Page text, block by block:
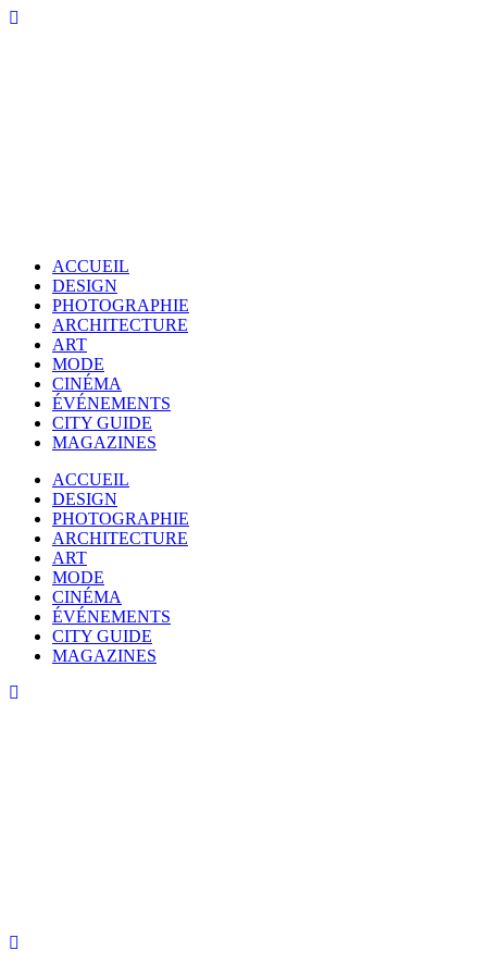
ACCUEIL
DESIGN
PHOTOGRAPHIE
ARCHITECTURE
ART
MODE
CINÉMA
ÉVÉNEMENTS
CITY GUIDE
MAGAZINES
ACCUEIL
DESIGN
PHOTOGRAPHIE
ARCHITECTURE
ART
MODE
CINÉMA
ÉVÉNEMENTS
CITY GUIDE
MAGAZINES